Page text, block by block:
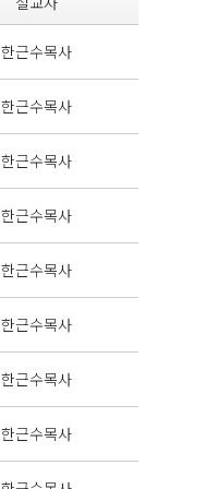
한근수목사
한근수목사
한근수목사
한근수목사
한근수목사
한근수목사
한근수목사
한근수목사